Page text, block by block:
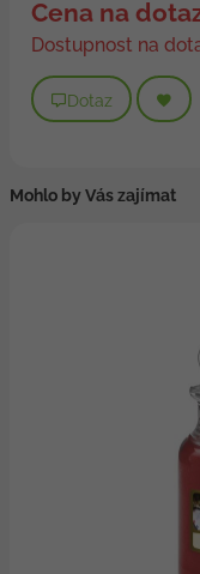
Cena na
Dostupnost na
Dotaz
Mohlo by Vás zajímat